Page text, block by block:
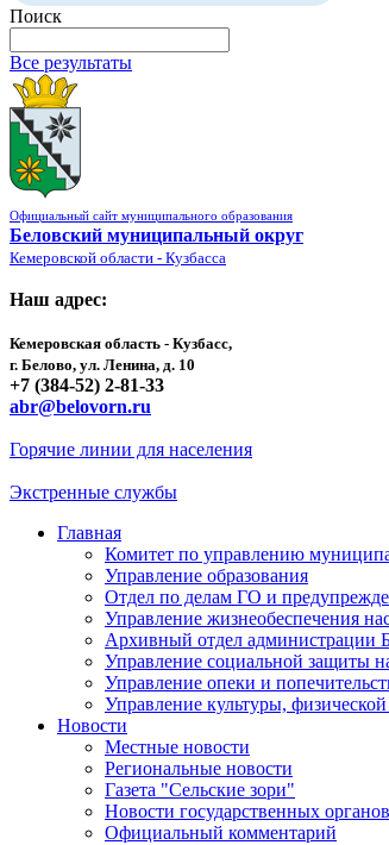
Поиск
Все результаты
Официальный сайт муниципального образования
Беловский муниципальный округ
Кемеровской области - Кузбасса
Наш адрес:
Кемеровская область - Кузбасс,
г. Белово, ул. Ленина, д. 10
+7 (384-52) 2-81-33
abr@belovorn.ru
Горячие линии для населения
Экстренные службы
Главная
Комитет по управлению
Управление образования
Отдел по делам ГО и
Управление жизнеобеспечения
Архивный отдел администрации
Управление социальной защиты
Управление опеки и
Управление культуры,
Новости
Местные новости
Региональные новости
Газета "Сельские зори"
Новости государственных органов
Официальный комментарий